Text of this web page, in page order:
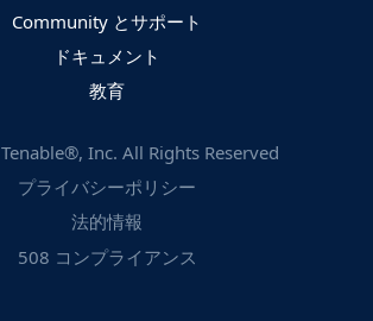
Community とサポート
ドキュメント
教育
Tenable®, Inc. All Rights Reserved
プライバシーポリシー
法的情報
508 コンプライアンス